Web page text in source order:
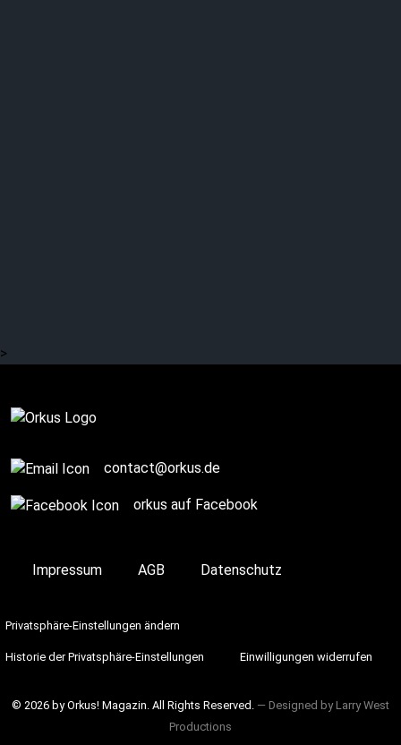
>
contact@orkus.de
orkus auf Facebook
Impressum AGB Datenschutz
Privatsphäre-Einstellungen ändern
Historie der Privatsphäre-Einstellungen Einwilligungen widerrufen
© 2026 by Orkus! Magazin. All Rights Reserved. ― Designed by Larry West
Productions